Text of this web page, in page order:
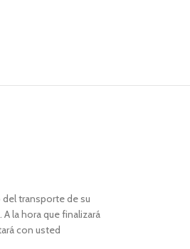
transporte de su
la hora que finalizará
con usted